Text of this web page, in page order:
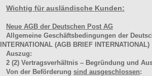
Wichtig für ausländische Kunden:
Neue AGB der Deutschen Post AG
Allgemeine Geschäftsbedingungen der
INTERNATIONAL (AGB BRIEF INTERNATIONAL)
Auszug:
2 (2) Vertragsverhältnis – Begründung und
Von der Beförderung sind ausgeschlossen: